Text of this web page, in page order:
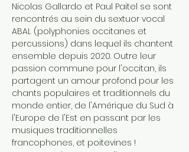
Nicolas Gallardo et Paul Paitel se sont
rencontrés au sein du sextuor vocal
ABAL (polyphonies occitanes et
percussions) dans lequel ils chantent
ensemble depuis 2020. Outre leur
passion commune pour l'occitan, ils
partagent un amour profond pour les
chants populaires et traditionnels du
monde entier, de l'Amérique du Sud à
l'Europe de l'Est en passant par les
musiques traditionnelles
francophones, et poitevines !